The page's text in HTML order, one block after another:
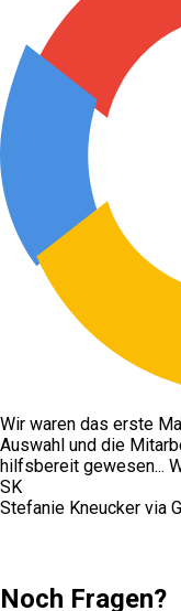
Wir waren das erste
Auswahl und die
hilfsbereit gewesen...
SK
Stefanie Kneucker via
Noch Fragen?